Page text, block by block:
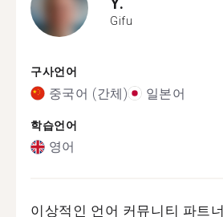
Gifu
구사언어
중국어 (간체) 일본어
학습언어
영어
이상적인 언어 커뮤니티 파트너